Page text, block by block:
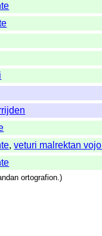
,veturi malrektan
ortografion.)